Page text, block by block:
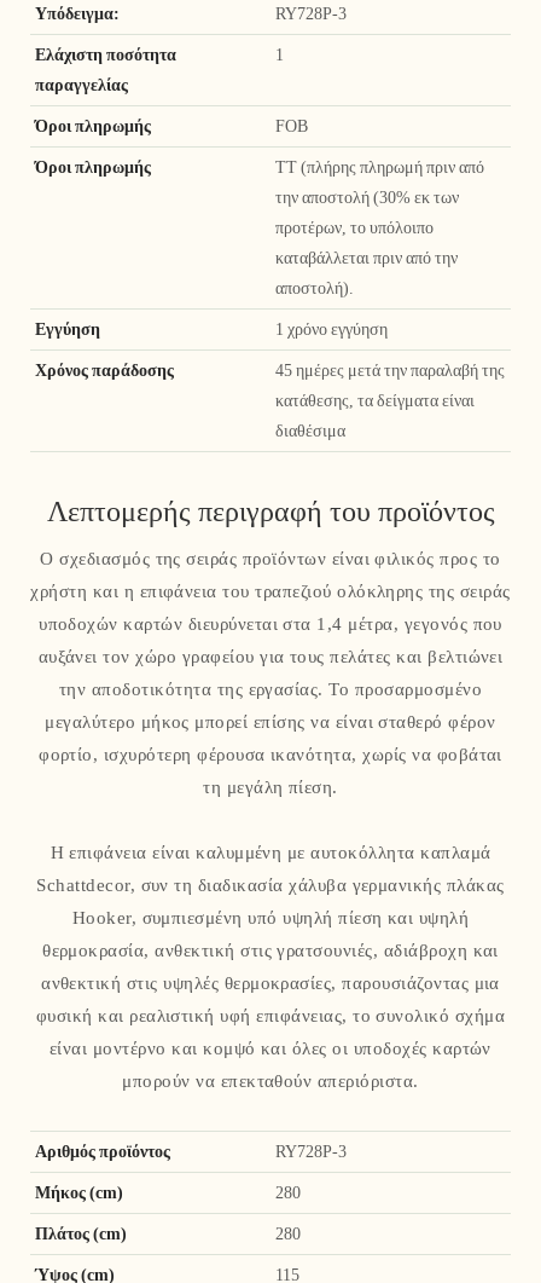
Υπόδειγμα: RY728P-3
Ελάχιστη ποσότητα
παραγγελίας
1
Όροι πληρωμής FOB
Όροι πληρωμής
TT (πλήρης πληρωμή πριν από
την αποστολή (30% εκ των
προτέρων, το υπόλοιπο
καταβάλλεται πριν από την
αποστολή).
Εγγύηση 1 χρόνο εγγύηση
Χρόνος παράδοσης
45 ημέρες μετά την παραλαβή της
κατάθεσης, τα δείγματα είναι
διαθέσιμα
Λεπτομερής περιγραφή του προϊόντος
Ο σχεδιασμός της σειράς προϊόντων είναι φιλικός προς το
χρήστη και η επιφάνεια του τραπεζιού ολόκληρης της σειράς
υποδοχών καρτών διευρύνεται στα 1,4 μέτρα, γεγονός που
αυξάνει τον χώρο γραφείου για τους πελάτες και βελτιώνει
την αποδοτικότητα της εργασίας. Το προσαρμοσμένο
μεγαλύτερο μήκος μπορεί επίσης να είναι σταθερό φέρον
φορτίο, ισχυρότερη φέρουσα ικανότητα, χωρίς να φοβάται
τη μεγάλη πίεση.
Η επιφάνεια είναι καλυμμένη με αυτοκόλλητα καπλαμά
Schattdecor, συν τη διαδικασία χάλυβα γερμανικής πλάκας
Hooker, συμπιεσμένη υπό υψηλή πίεση και υψηλή
θερμοκρασία, ανθεκτική στις γρατσουνιές, αδιάβροχη και
ανθεκτική στις υψηλές θερμοκρασίες, παρουσιάζοντας μια
φυσική και ρεαλιστική υφή επιφάνειας, το συνολικό σχήμα
είναι μοντέρνο και κομψό και όλες οι υποδοχές καρτών
μπορούν να επεκταθούν απεριόριστα.
Αριθμός προϊόντος RY728P-3
Μήκος (cm) 280
Πλάτος (cm) 280
Ύψος (cm) 115